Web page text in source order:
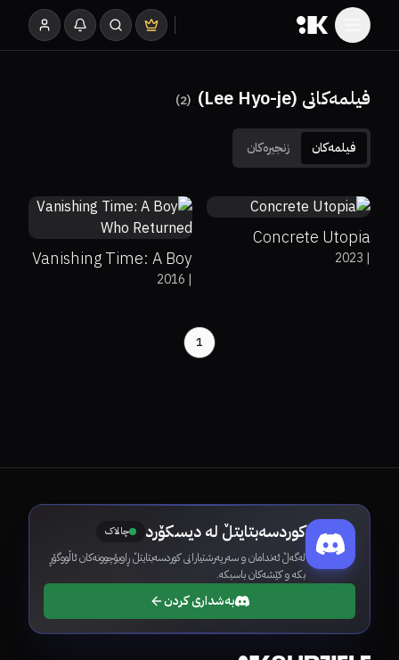
فیلمەکانی (Lee Hyo-je) (
2
)
فیلمەکان زنجیرەکان 7.4
Concrete Utopia
|
2023
Vanishing Time: A Boy
Who Returned|
2016
1
کوردسەبتایتڵ لە دیسکۆرد چالاک
لەگەڵ ئەندامان و سەرپەرشتیارانی کوردسەبتایتڵ ڕاوبۆچوونەکان ئاڵووگۆڕ
بکە و کێشەکان باسبکە.
بەشداری کردن